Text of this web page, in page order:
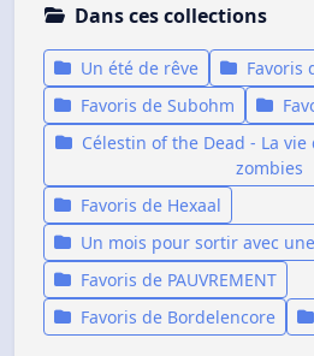
Dans ces collections
Un été de rêve
Favoris
Favoris de Subohm
Célestin of the Dead - La
zombies
Favoris de Hexaal
Un mois pour sortir avec
Favoris de PAUVREMENT
Favoris de Bordelencore